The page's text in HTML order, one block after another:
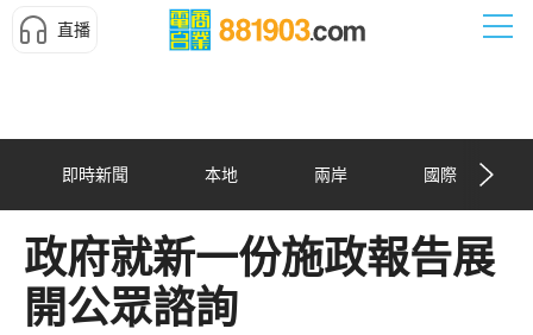
直播
即時新聞 本地 兩岸 國際
政府就新一份施政報告展
開公眾諮詢